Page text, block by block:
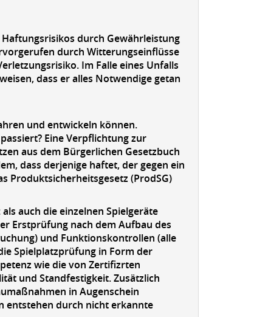
Haftungsrisikos durch Gewährleistung
durch Witterungseinflüsse
Im Falle eines Unfalls
dass er alles Notwendige getan
und entwickeln können.
Eine Verpflichtung zur
aus dem Bürgerlichen Gesetzbuch
dass derjenige haftet, der gegen ein
Produktsicherheitsgesetz (ProdSG)
auch die einzelnen Spielgeräte
Erstprüfung nach dem Aufbau des
und Funktionskontrollen (alle
Spielplatzprüfung in Form der
wie die von Zertifizrten
und Standfestigkeit. Zusätzlich
in Augenschein
entstehen durch nicht erkannte